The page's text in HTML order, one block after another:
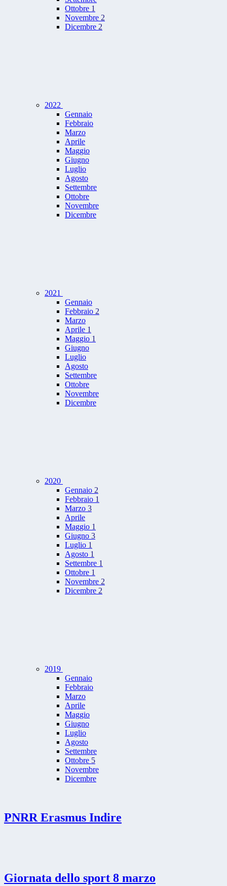
Ottobre 1
Novembre 2
Dicembre 2
2022
Gennaio
Febbraio
Marzo
Aprile
Maggio
Giugno
Luglio
Agosto
Settembre
Ottobre
Novembre
Dicembre
2021
Gennaio
Febbraio 2
Marzo
Aprile 1
Maggio 1
Giugno
Luglio
Agosto
Settembre
Ottobre
Novembre
Dicembre
2020
Gennaio 2
Febbraio 1
Marzo 3
Aprile
Maggio 1
Giugno 3
Luglio 1
Agosto 1
Settembre 1
Ottobre 1
Novembre 2
Dicembre 2
2019
Gennaio
Febbraio
Marzo
Aprile
Maggio
Giugno
Luglio
Agosto
Settembre
Ottobre 5
Novembre
Dicembre
PNRR Erasmus Indire
Giornata dello sport 8 marzo